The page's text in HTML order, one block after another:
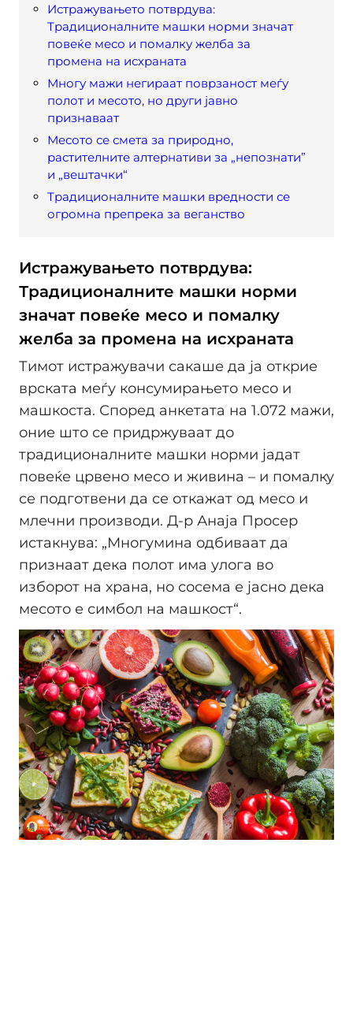
Истражувањето потврдува:
Традиционалните машки норми значат
повеќе месо и помалку желба за
промена на исхраната
Многу мажи негираат поврзаност меѓу
полот и месото, но други јавно
признаваат
Месото се смета за природно,
растителните алтернативи за „непознати”
и „вештачки“
Традиционалните машки вредности се
огромна препрека за веганство
Истражувањето потврдува:
Традиционалните машки норми
значат повеќе месо и помалку
желба за промена на исхраната
Тимот истражувачи сакаше да ја открие
врската меѓу консумирањето месо и
машкоста. Според анкетата на 1.072 мажи,
оние што се придржуваат до
традиционалните машки норми јадат
повеќе црвено месо и живина – и помалку
се подготвени да се откажат од месо и
млечни производи. Д-р Анаја Просер
истакнува: „Многумина одбиваат да
признаат дека полот има улога во
изборот на храна, но сосема е јасно дека
месото е симбол на машкост“.